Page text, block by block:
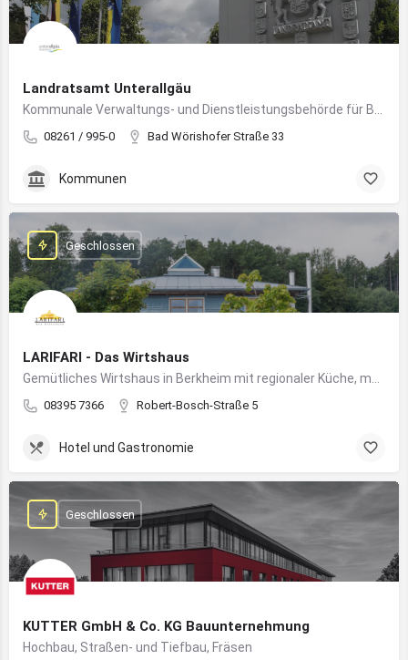
Landratsamt Unterallgäu
08261 / 995-0 Bad Wörishofer Straße 33
Kommunen
LARIFARI - Das Wirtshaus
08395 7366 Robert-Bosch-Straße 5
Geschlossen
Hotel und Gastronomie
KUTTER GmbH & Co. KG Bauunternehmung
Hochbau, Straßen- und Tiefbau, Fräsen
Geschlossen